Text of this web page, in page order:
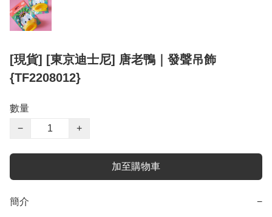
[現貨] [東京迪士尼] 唐老鴨｜發聲吊飾
{TF2208012}
數量
−
+
加至購物車
簡介 −